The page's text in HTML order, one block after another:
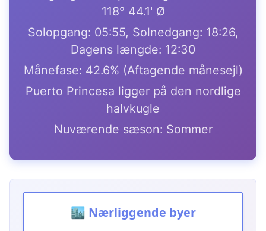
118° 44.1' Ø
Solopgang: 05:55, Solnedgang: 18:26,
Dagens længde: 12:30
Månefase: 42.6% (Aftagende månesejl)
Puerto Princesa ligger på den nordlige
halvkugle
Nuværende sæson: Sommer
🏙️ Nærliggende byer